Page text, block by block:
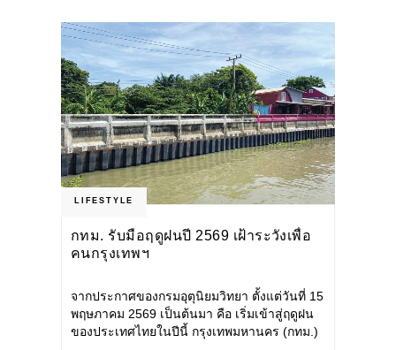
LIFESTYLE
กทม. รับมือฤดูฝนปี 2569 เฝ้าระวังเพื่อ
คนกรุงเทพฯ
จากประกาศของกรมอุตุนิยมวิทยา ตั้งแต่วันที่ 15
พฤษภาคม 2569 เป็นต้นมา คือ เริ่มเข้าสู่ฤดูฝน
ของประเทศไทยในปีนี้ กรุงเทพมหานคร (กทม.)